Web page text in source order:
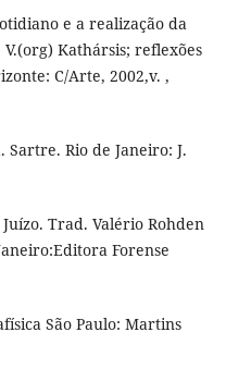
e a realização da
V.(org) Kathársis; reflexões
C/Arte, 2002,v. ,
Sartre. Rio de Janeiro: J.
Trad. Valério Rohden
Forense
São Paulo: Martins